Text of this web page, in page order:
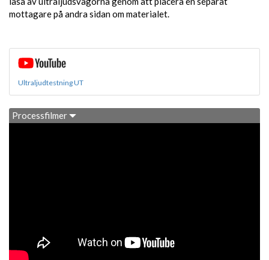
mottagare på andra sidan om materialet.
Ultraljudtestning UT
Processfilmer